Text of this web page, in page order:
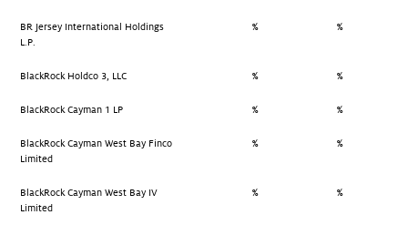
BR Jersey International Holdings
L.P.
% %
BlackRock Holdco 3, LLC % %
BlackRock Cayman 1 LP % %
BlackRock Cayman West Bay Finco
Limited
% %
BlackRock Cayman West Bay IV
Limited
% %